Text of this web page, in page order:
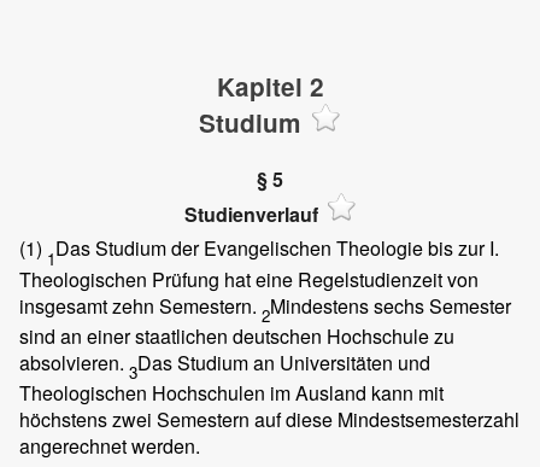
Kapitel 2
Studium
§ 5
Studienverlauf
(1) 1Das Studium der Evangelischen Theologie bis zur I.
Theologischen Prüfung hat eine Regelstudienzeit von
insgesamt zehn Semestern. 2Mindestens sechs Semester
sind an einer staatlichen deutschen Hochschule zu
absolvieren. 3Das Studium an Universitäten und
Theologischen Hochschulen im Ausland kann mit
höchstens zwei Semestern auf diese Mindestsemesterzahl
angerechnet werden.